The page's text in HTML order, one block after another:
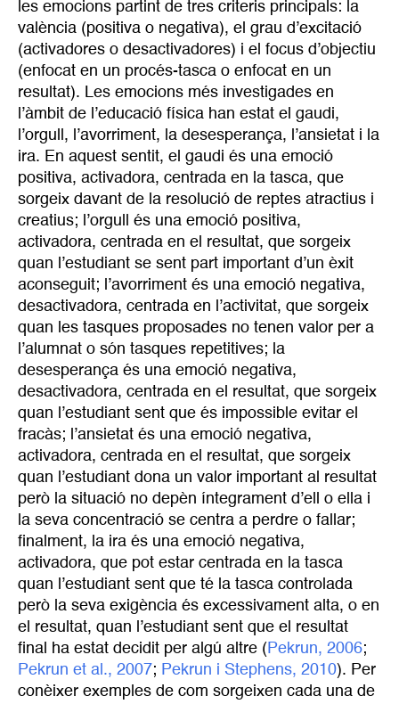
les emocions partint de tres criteris principals: la
valència (positiva o negativa), el grau d’excitació
(activadores o desactivadores) i el focus d’objectiu
(enfocat en un procés-tasca o enfocat en un
resultat). Les emocions més investigades en
l’àmbit de l’educació física han estat el gaudi,
l’orgull, l’avorriment, la desesperança, l’ansietat i la
ira. En aquest sentit, el gaudi és una emoció
positiva, activadora, centrada en la tasca, que
sorgeix davant de la resolució de reptes atractius i
creatius; l’orgull és una emoció positiva,
activadora, centrada en el resultat, que sorgeix
quan l’estudiant se sent part important d’un èxit
aconseguit; l’avorriment és una emoció negativa,
desactivadora, centrada en l’activitat, que sorgeix
quan les tasques proposades no tenen valor per a
l’alumnat o són tasques repetitives; la
desesperança és una emoció negativa,
desactivadora, centrada en el resultat, que sorgeix
quan l’estudiant sent que és impossible evitar el
fracàs; l’ansietat és una emoció negativa,
activadora, centrada en el resultat, que sorgeix
quan l’estudiant dona un valor important al resultat
però la situació no depèn íntegrament d’ell o ella i
la seva concentració se centra a perdre o fallar;
finalment, la ira és una emoció negativa,
activadora, que pot estar centrada en la tasca
quan l’estudiant sent que té la tasca controlada
però la seva exigència és excessivament alta, o en
el resultat, quan l’estudiant sent que el resultat
final ha estat decidit per algú altre ( Pekrun, 2006;
Pekrun et al., 2007; Pekrun i Stephens, 2010). Per
conèixer exemples de com sorgeixen cada una de